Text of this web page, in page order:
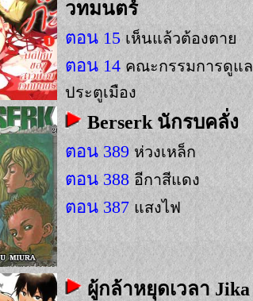
วทมนตร์
ตอน 15 เห็นแล้วต้องตาย
ตอน 14 คณะกรรมการดูแล
ประตูเมือง
บ๊ายบาย Berserk นักรบคลั่ง
ตอน 389 ห่วงเหล็ก
ตอน 388 อีกาสีแดง
ตอน 387 แสงไฟ
ผู้กล้าหยุดเวลา Jika